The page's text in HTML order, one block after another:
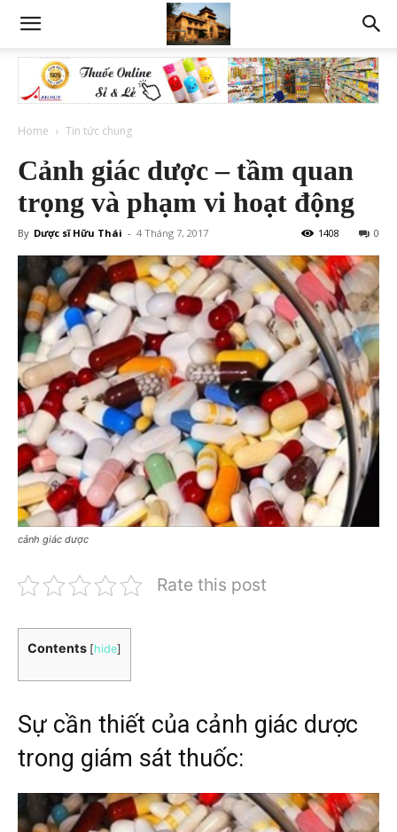
Home Tin tức chung
Cảnh giác dược – tầm quan
trọng và phạm vi hoạt động
By Dược sĩ Hữu Thái - 4 Tháng 7, 2017 0
1408
cảnh giác dược
Rate this post
Contents [hide]
Sự cần thiết của cảnh giác dược
trong giám sát thuốc: